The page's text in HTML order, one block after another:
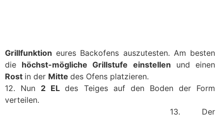
Grillfunktion eures Backofens auszutesten. Am besten
die höchst-mögliche Grillstufe einstellen und einen
Rost in der Mitte des Ofens platzieren.
12. Nun 2 ELdes Teiges auf den Boden der Form
verteilen.
13. Der